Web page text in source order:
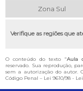
Zona Sul
Verifique as regiões que
O conteúdo do texto "Aula
reservado. Sua reprodução,
sem a autorização do autor.
Código Penal – Lei 9610/98 -